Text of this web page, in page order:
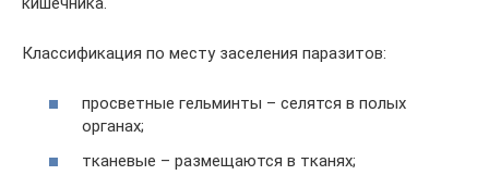
Классификация по месту заселения паразитов:
просветные гельминты – селятся в полых
органах;
тканевые – размещаются в тканях;